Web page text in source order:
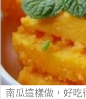
南瓜這樣做，好